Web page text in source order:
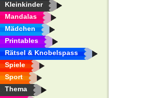
Kleinkinder
Mandalas
Mädchen
Printables
Rätsel & Knobelspass
Spiele
Sport
Thema